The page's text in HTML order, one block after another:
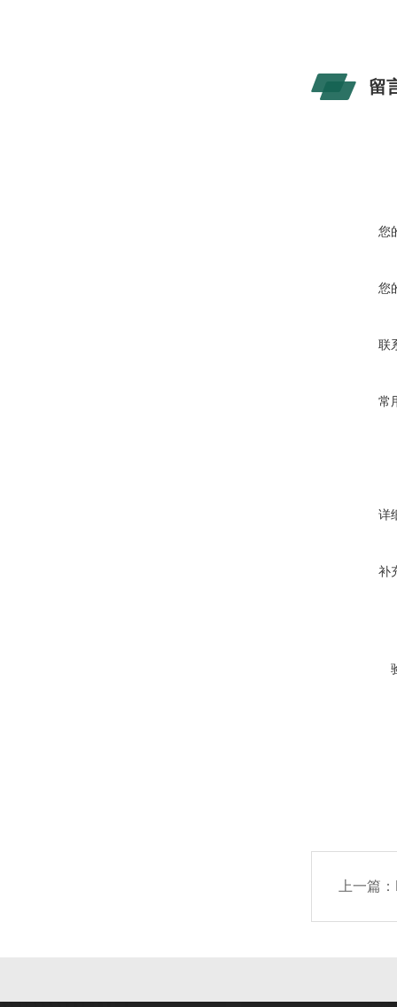
留
您
您
联
常
详
补
上一篇：